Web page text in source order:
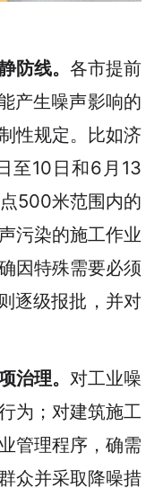
防线。各市提前
产生噪声影响的
性规定。比如济
至10日和6月13
500米范围内的
污染的施工作业
因特殊需要必须
逐级报批，并对
治理。 对工业噪
为；对建筑施工
管理程序，确需
众并采取降噪措